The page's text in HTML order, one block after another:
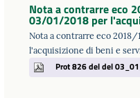
Nota a contrarre eco
03/01/2018 per
Nota a contrarre eco
l'acquisizione di beni e
Prot 826 del del